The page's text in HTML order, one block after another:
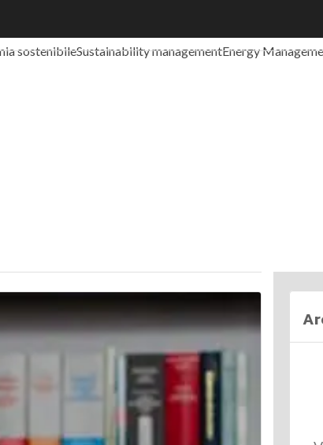
Sostenibilità:
sostenibileSustainability managementEnergy